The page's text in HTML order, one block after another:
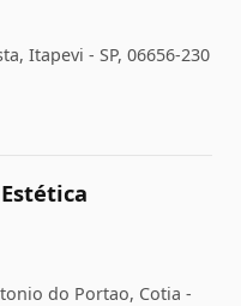
Itapevi - SP, 06656-230
do Portao, Cotia -